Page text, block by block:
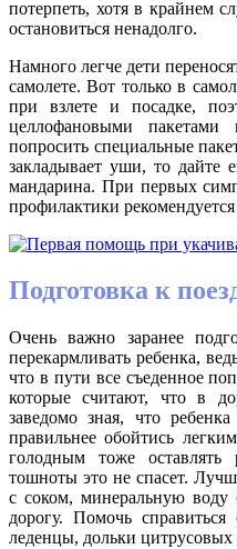
потерпеть, хотя в крайнем
остановиться ненадолго.
Намного легче дети
самолете. Вот только в
при взлете и посадке,
целлофановыми
попросить специальные
закладывает уши, то дайте
мандарина. При первых
профилактики
Подготовка к
Очень важно заранее
перекармливать ребенка,
что в пути все съеденное
которые считают, что в
заведомо зная, что
правильнее обойтись
голодным тоже оставлять
тошноты это не спасет.
с соком, минеральную воду
дорогу. Помочь
леденцы, дольки